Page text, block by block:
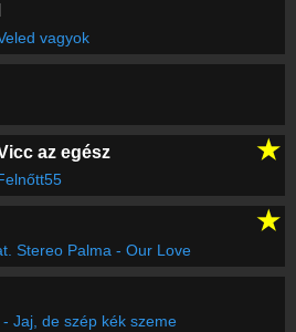
vagyok
az egész ★
★
Stereo Palma - Our Love
Jaj, de szép kék szeme